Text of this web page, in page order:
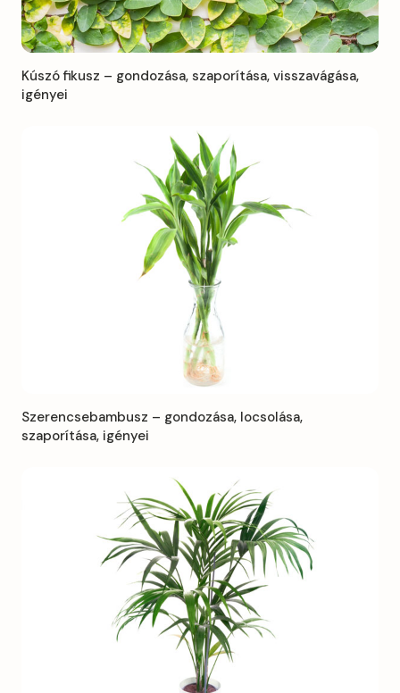
Kúszó fikusz – gondozása, szaporítása, visszavágása,
igényei
Szerencsebambusz – gondozása, locsolása,
szaporítása, igényei